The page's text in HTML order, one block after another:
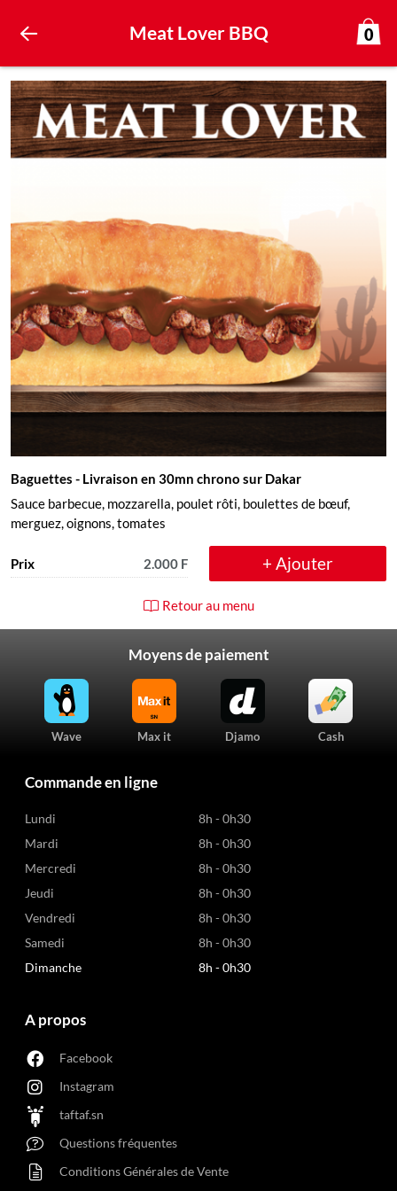
Meat Lover BBQ 0
Baguettes - Livraison en 30mn chrono sur Dakar
Sauce barbecue, mozzarella, poulet rôti, boulettes de bœuf,
merguez, oignons, tomates
Prix 2.000 F + Ajouter
Retour au menu
Moyens de paiement
Wave Max it Djamo Cash
Commande en ligne
Lundi
8h - 0h30
Mardi
8h - 0h30
Mercredi
8h - 0h30
Jeudi
8h - 0h30
Vendredi
8h - 0h30
Samedi
8h - 0h30
Dimanche
8h - 0h30
A propos
Facebook
Instagram
taftaf.sn
Questions fréquentes
Conditions Générales de Vente